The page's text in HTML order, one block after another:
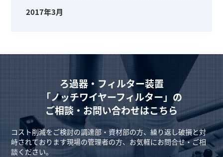
2017年3月
ろ過器・フィルター装置
「ノッチワイヤーフィルター」の
ご相談・お問い合わせはこちら
コスト削減をご検討の調達部・資材部の方、繰り返し破損と対
峙されております現場の管理者の方、お気軽にお問合せ・ご相
談ください。